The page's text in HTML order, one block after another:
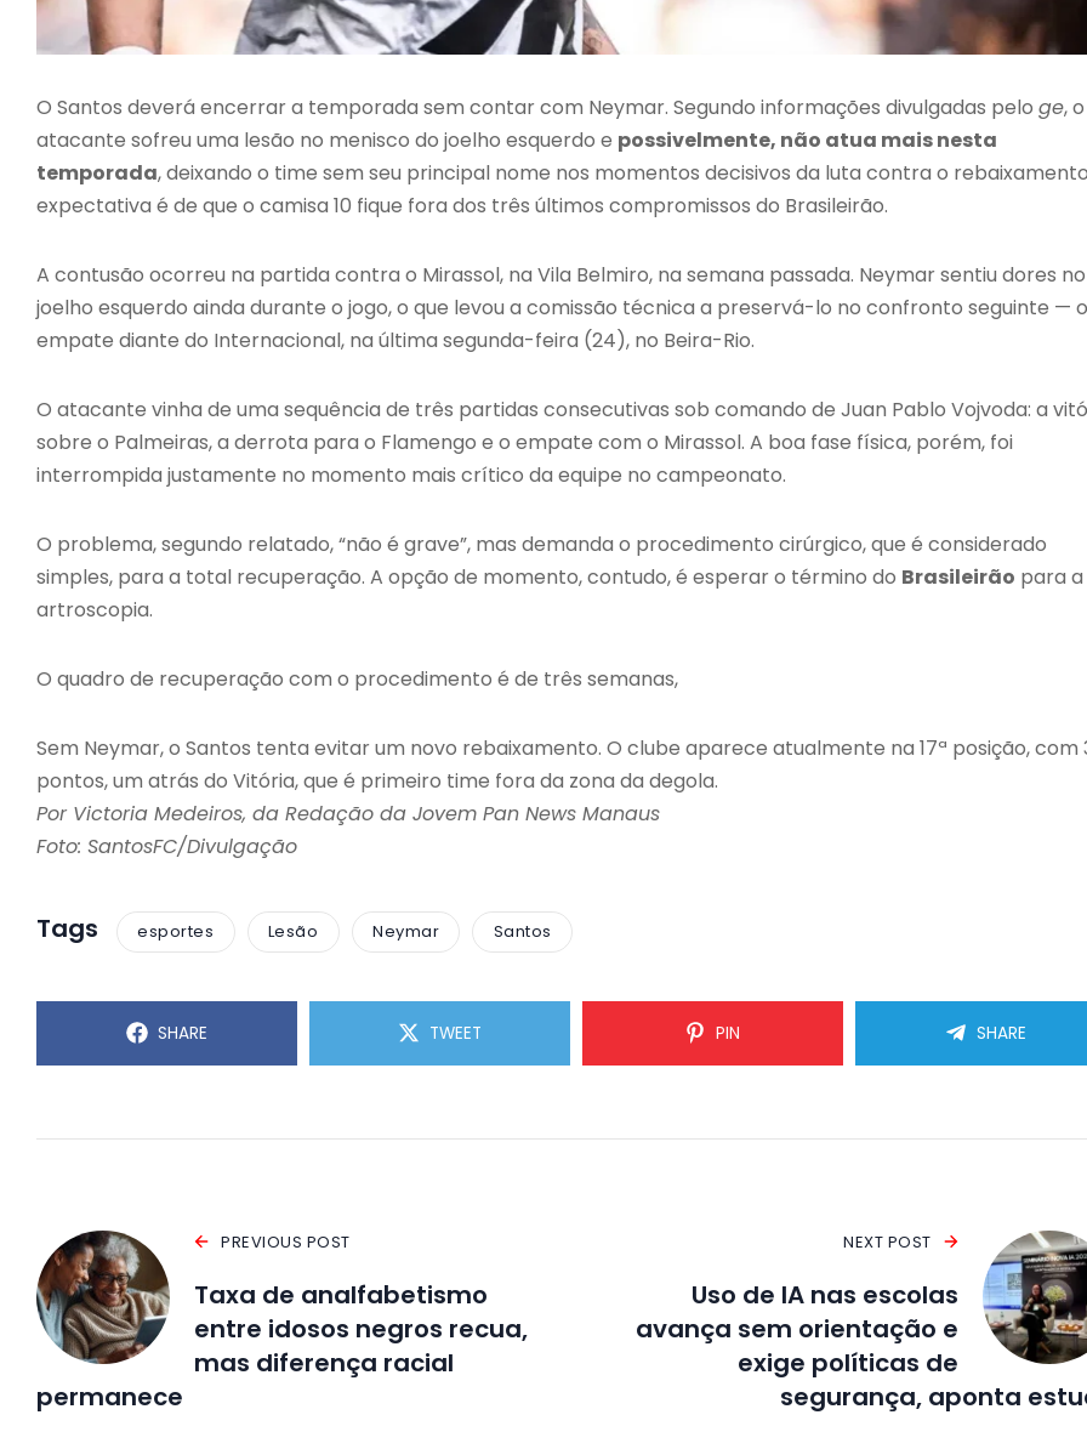
O Santos deverá encerrar a temporada sem contar com Neymar. Segundo informações divulgadas pelo ge, o
atacante sofreu uma lesão no menisco do joelho esquerdo e possivelmente, não atua mais nesta
temporada, deixando o time sem seu principal nome nos momentos decisivos da luta contra o
expectativa é de que o camisa 10 fique fora dos três últimos compromissos do Brasileirão.
A contusão ocorreu na partida contra o Mirassol, na Vila Belmiro, na semana passada. Neymar sentiu dores no
joelho esquerdo ainda durante o jogo, o que levou a comissão técnica a preservá-lo no confronto seguinte — o
empate diante do Internacional, na última segunda-feira (24), no Beira-Rio.
O atacante vinha de uma sequência de três partidas consecutivas sob comando de Juan Pablo Vojvoda: a
sobre o Palmeiras, a derrota para o Flamengo e o empate com o Mirassol. A boa fase física, porém, foi
interrompida justamente no momento mais crítico da equipe no campeonato.
O problema, segundo relatado, “não é grave”, mas demanda o procedimento cirúrgico, que é considerado
simples, para a total recuperação. A opção de momento, contudo, é esperar o término do Brasileirão para a
artroscopia.
O quadro de recuperação com o procedimento é de três semanas,
Sem Neymar, o Santos tenta evitar um novo rebaixamento. O clube aparece atualmente na 17ª posição, com
pontos, um atrás do Vitória, que é primeiro time fora da zona da degola.
Por Victoria Medeiros, da Redação da Jovem Pan News Manaus
Foto: SantosFC/Divulgação
Tags esportes Lesão Neymar Santos
SHARE TWEET PIN SHARE
PREVIOUS POST
Taxa de analfabetismo
entre idosos negros recua,
mas diferença racial
permanece
NEXT POST
Uso de IA nas escolas
avança sem orientação e
exige políticas de
segurança, aponta